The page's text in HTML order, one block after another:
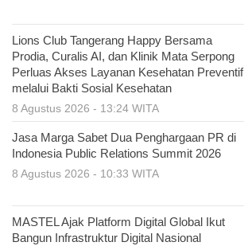
Lions Club Tangerang Happy Bersama
Prodia, Curalis AI, dan Klinik Mata Serpong
Perluas Akses Layanan Kesehatan Preventif
melalui Bakti Sosial Kesehatan
8 Agustus 2026 - 13:24 WITA
Jasa Marga Sabet Dua Penghargaan PR di
Indonesia Public Relations Summit 2026
8 Agustus 2026 - 10:33 WITA
MASTEL Ajak Platform Digital Global Ikut
Bangun Infrastruktur Digital Nasional